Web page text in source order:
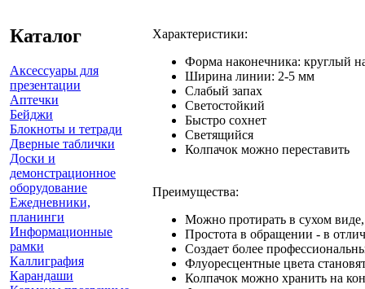
Каталог
Аксессуары для
презентации
Аптечки
Бейджи
Блокноты и тетради
Дверные таблички
Доски и
демонстрационное
оборудование
Ежедневники,
планинги
Информационные
рамки
Каллиграфия
Карандаши
Характеристики:
Форма наконечника: круглый
Ширина линии: 2-5 мм
Слабый запах
Светостойкий
Быстро сохнет
Светящийся
Колпачок можно переставить
Преимущества:
Можно протирать в сухом
Простота в обращении - в
Создает более
Флуоресцентные цвета
Колпачок можно хранить на